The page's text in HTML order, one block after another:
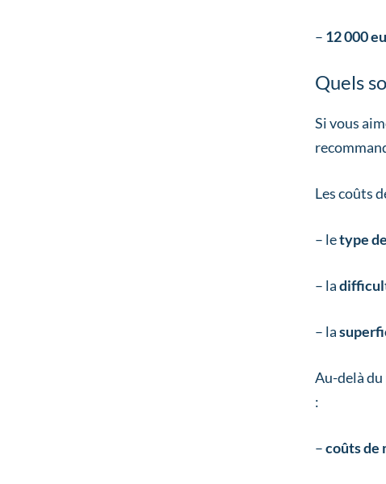
– 12 000
Quels
Si vous
Les coûts
– letype
– la
– la
Au-delà du
:
–coûts de